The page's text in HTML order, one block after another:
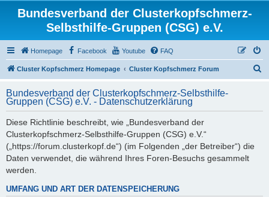
Bundesverband der Clusterkopfschmerz-
Selbsthilfe-Gruppen (CSG) e.V.
Homepage Facebook Youtube FAQ
Cluster Kopfschmerz Homepage Cluster Kopfschmerz Forum
h
Bundesverband der Clusterkopfschmerz-Selbsthilfe-
Gruppen (CSG) e.V. - Datenschutzerklärung
Diese Richtlinie beschreibt, wie „Bundesverband der
Clusterkopfschmerz-Selbsthilfe-Gruppen (CSG) e.V.“
(„https://forum.clusterkopf.de“) (im Folgenden „der Betreiber“) die
Daten verwendet, die während Ihres Foren-Besuchs gesammelt
werden.
UMFANG UND ART DER DATENSPEICHERUNG